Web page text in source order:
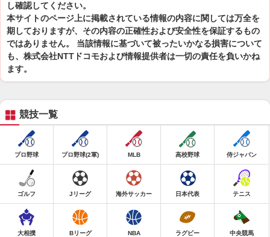
し確認してください。
本サイトのページ上に掲載されている情報の内容に関しては万全を
期しておりますが、その内容の正確性および安全性を保証するもの
ではありません。 当該情報に基づいて被ったいかなる損害について
も、株式会社NTTドコモおよび情報提供者は一切の責任を負いかね
ます。
競技一覧
プロ野球 プロ野球(2軍) MLB 高校野球 侍ジャパン
ゴルフ Jリーグ 海外サッカー 日本代表 テニス
大相撲 Bリーグ NBA ラグビー 中央競馬